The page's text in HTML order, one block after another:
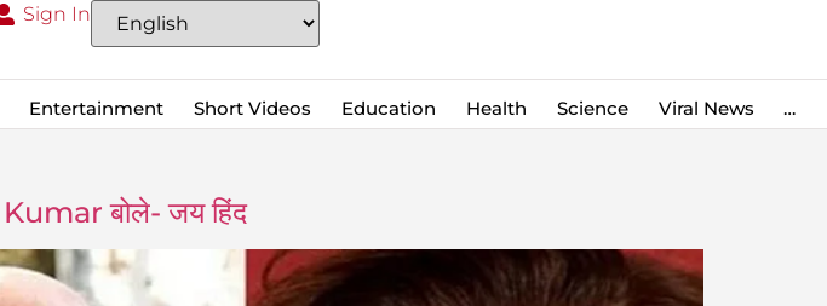
Sign In
Entertainment Short Videos Education Health Science Viral News …
बोले- जय हिंद